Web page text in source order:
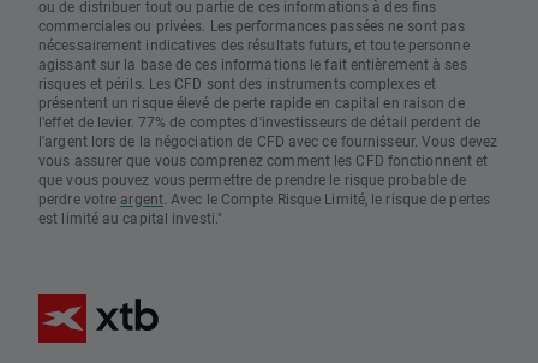
ou de distribuer tout ou partie de ces informations à des fins
commerciales ou privées. Les performances passées ne sont pas
nécessairement indicatives des résultats futurs, et toute personne
agissant sur la base de ces informations le fait entièrement à ses
risques et périls. Les CFD sont des instruments complexes et
présentent un risque élevé de perte rapide en capital en raison de
l'effet de levier. 77% de comptes d'investisseurs de détail perdent de
l'argent lors de la négociation de CFD avec ce fournisseur. Vous devez
vous assurer que vous comprenez comment les CFD fonctionnent et
que vous pouvez vous permettre de prendre le risque probable de
perdre votre argent. Avec le Compte Risque Limité, le risque de pertes
est limité au capital investi."